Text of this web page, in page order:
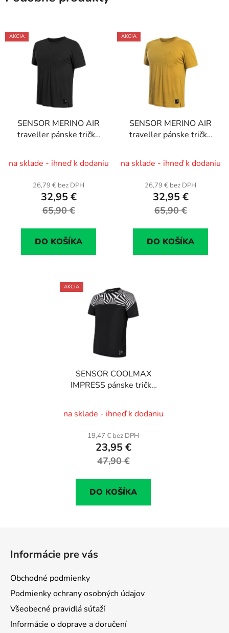
AKCIA
SENSOR MERINO AIR
traveller pánske tričko
na sklade - ihneď k dodaniu
26,79 € bez DPH
32,95 €
65,90 €
DO KOŠÍKA
AKCIA
SENSOR MERINO AIR
traveller pánske tričko
v. L
na sklade - ihneď k dodaniu
26,79 € bez DPH
32,95 €
65,90 €
DO KOŠÍKA
AKCIA
SENSOR COOLMAX
IMPRESS pánske tričko
čierna/geometry, v. M
na sklade - ihneď k dodaniu
19,47 € bez DPH
23,95 €
47,90 €
DO KOŠÍKA
Informácie pre vás
Obchodné podmienky
Podmienky ochrany osobných údajov
Všeobecné pravidlá súťaží
Informácie o doprave a doručení